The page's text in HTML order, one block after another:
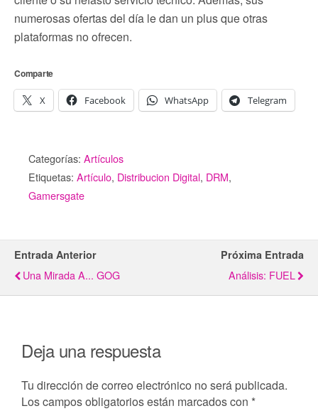
numerosas ofertas del día le dan un plus que otras
plataformas no ofrecen.
Comparte
X Facebook WhatsApp Telegram
Categorías: Artículos
Etiquetas: Artículo, Distribucion Digital, DRM,
Gamersgate
Entrada Anterior
Una Mirada A... GOG
Próxima Entrada
Análisis: FUEL
Deja una respuesta
Tu dirección de correo electrónico no será publicada.
Los campos obligatorios están marcados con *